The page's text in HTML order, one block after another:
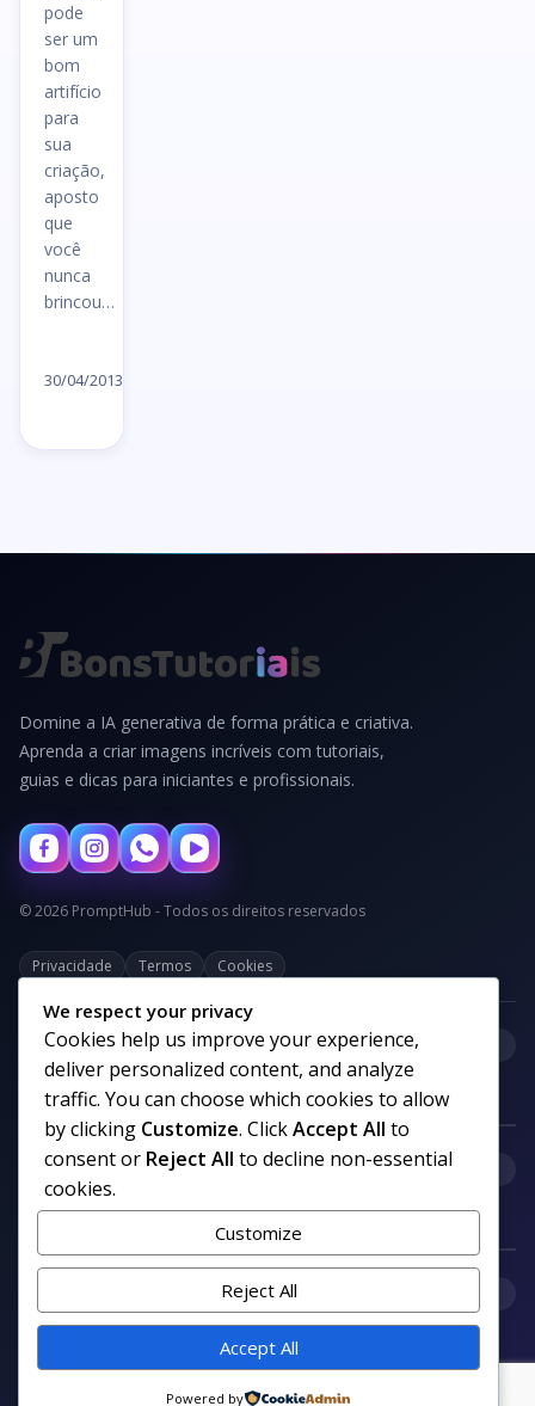
pode
ser um
bom
artifício
para
sua
criação,
aposto
que
você
nunca
brincou…
30/04/2013
Domine a IA generativa de forma prática e criativa.
Aprenda a criar imagens incríveis com tutoriais,
guias e dicas para iniciantes e profissionais.
© 2026 PromptHub - Todos os direitos reservados
Privacidade Termos Cookies
Categorias
Links uteis
Siga nosso canal no WhatsApp
We respect your privacy
Cookies help us improve your experience,
deliver personalized content, and analyze
traffic. You can choose which cookies to allow
by clicking Customize. ClickAccept All to
consent or Reject All to decline non-essential
cookies.
Customize
Reject All
Accept All
Powered by